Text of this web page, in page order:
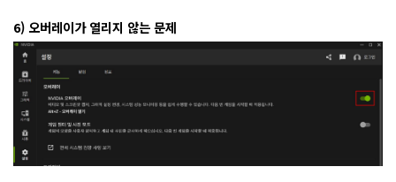
6) 오버레이가 열리지 않는 문제